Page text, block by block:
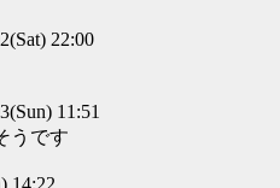
22:00
11:51
うです
14:22